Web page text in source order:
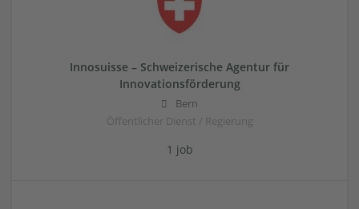
Innosuisse – Schweizerische Agentur für
Innovationsförderung
Bern
Öffentlicher Dienst / Regierung
1 job